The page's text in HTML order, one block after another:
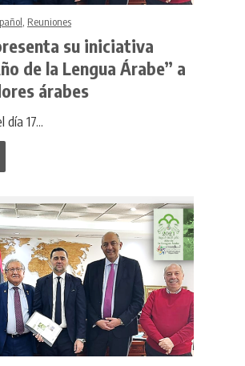
, Reuniones
su iniciativa
de la Lengua Árabe” a
árabes
día 17...